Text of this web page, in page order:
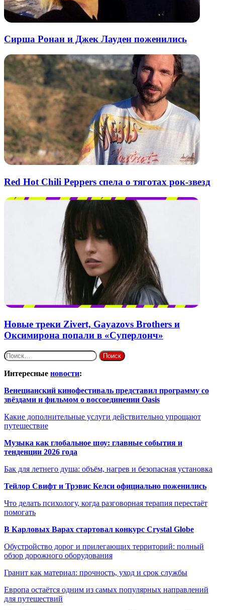
Сирша Ронан и Джек Лауден поженились
Red Hot Chili Peppers спела о тяготах рок-звезд
Новые треки Zivert, Gayazovs Brothers и
Оксимирона попали в «Суперлонч»
Найти:
Интересные новости:
Венецианский кинофестиваль представил программу со
звёздами и фильмом о воссоединении Oasis
Какие дополнительные услуги действительно упрощают
путешествие
Музыка как глобальное шоу: главные события и
тенденции 2026 года
Бак для летнего душа: объём, нагрев и безопасная установка
Тейлор Свифт и Трэвис Келси официально поженились
Что делать психологу, когда разговорная терапия перестаёт
помогать
В Карловых Варах стартовал конкурс Crystal Globe
Обустройство дорог и прилегающих территорий: полный
обзор дорожного оборудования
Гранит как материал: прочность, уход и срок службы
Европа остаётся одним из самых популярных направлений
для путешествий